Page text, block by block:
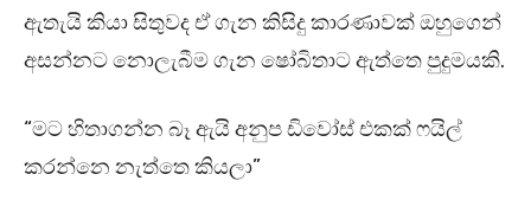
ඇතැයි කියා සිතුවද ඒ ගැන කිසිදු කාරණාවක් ඔහුගෙන්
අසන්නට නොලැබීම ගැන ෂෝබිතාට ඇත්තෙ පුදුමයකි.
“මට හිතාගන්න බෑ ඇයි අනුප ඩිවෝස් එකක් ෆයිල්
කරන්නෙ නැත්තෙ කියලා”